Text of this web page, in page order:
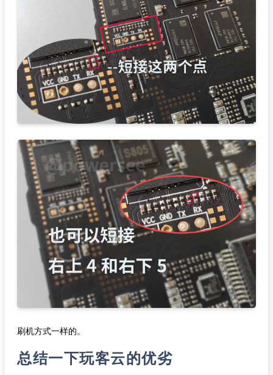
刷机方式一样的。
总结一下玩客云的优劣